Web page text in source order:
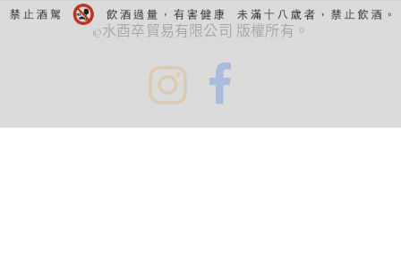
©水酉卒貿易有限公司 版權所有。